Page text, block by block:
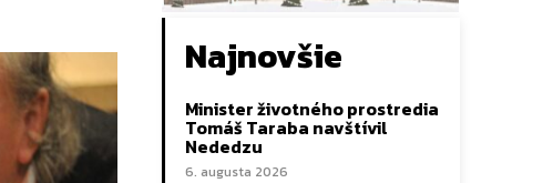
Najnovšie
Minister životného prostredia
Tomáš Taraba navštívil
Nededzu
6. augusta 2026